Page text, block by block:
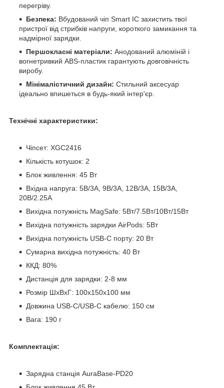
перегріву.
Безпека: Вбудований чіп Smart IC захистить твої
пристрої від стрибків напруги, короткого замикання та
надмірної зарядки.
Першокласні матеріали: Анодований алюміній і
вогнетривкий ABS-пластик гарантують довговічність
виробу.
Мінімалістичний дизайн: Стильний аксесуар
ідеально впишеться в будь-який інтер'єр.
Технічні характеристики:
Чіпсет: XGC2416
Кількість котушок: 2
Блок живлення: 45 Вт
Вхідна напруга: 5В/3А, 9В/3А, 12В/3А, 15В/3А,
20В/2.25А
Вихідна потужність MagSafe: 5Вт/7.5Вт/10Вт/15Вт
Вихідна потужність зарядки AirPods: 5Вт
Вихідна потужність USB-C порту: 20 Вт
Сумарна вихідна потужність: 40 Вт
ККД: 80%
Дистанція для зарядки: 2-8 мм
Розмір ШхВхГ: 100x150x100 мм
Довжина USB-C/USB-C кабелю: 150 см
Вага: 190 г
Комплектація:
Зарядна станція AuraBase-PD20